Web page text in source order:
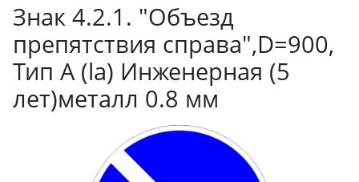
Знак 4.2.1. "Объезд
препятствия справа",D=900,
Тип А (la) Инженерная (5
лет)металл 0.8 мм